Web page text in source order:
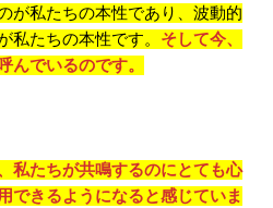
が私たちの本性であり、波動的
私たちの本性です。 そして今、
んでいるのです。
私たちが共鳴するのにとても心
できるようになると感じていま